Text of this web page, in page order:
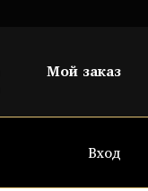
Мой заказ
Вход